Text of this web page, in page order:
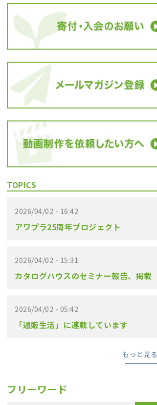
TOPICS
2026/04/02 - 16:42
アワプラ25周年プロジェクト
2026/04/02 - 15:31
カタログハウスのセミナー報告、掲載
2026/04/02 - 05:42
「通販生活」に連載しています
もっと見る
フリーワード